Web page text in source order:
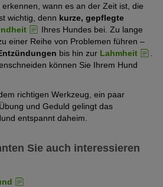
wann es an der Zeit ist, die
wichtig, denn kurze, gepflegte
Ihres Hundes bei. Zu lange
einer Reihe von Problemen führen –
bis hin zur Lahmheit
können Sie Ihrem Hund
richtigen Werkzeug, ein paar
und Geduld gelingt das
entspannt daheim.
Sie auch interessieren